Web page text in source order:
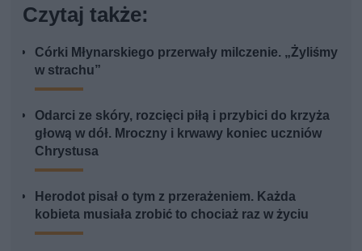
Czytaj także:
Córki Młynarskiego przerwały milczenie. „Żyliśmy
w strachu”
Odarci ze skóry, rozcięci piłą i przybici do krzyża
głową w dół. Mroczny i krwawy koniec uczniów
Chrystusa
Herodot pisał o tym z przerażeniem. Każda
kobieta musiała zrobić to chociaż raz w życiu